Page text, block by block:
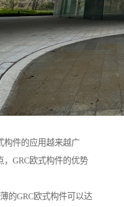
构件的应用越来越广
，GRC欧式构件的优势
的GRC欧式构件可以达